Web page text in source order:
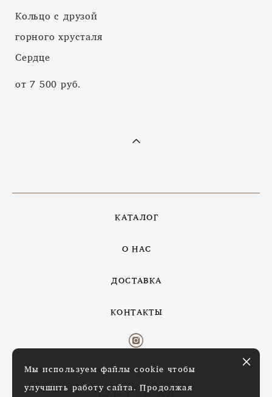
Кольцо с друзой
горного хрусталя
Сердце
от 7 500 pуб.
КАТАЛОГ
О НАС
ДОСТАВКА
КОНТАКТЫ
Мы используем файлы cookie чтобы
улучшить работу сайта. Продолжая